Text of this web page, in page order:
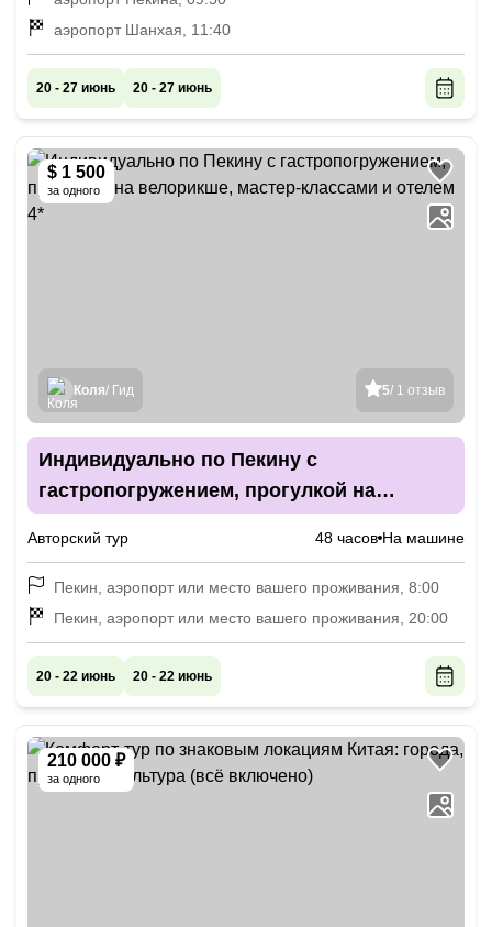
аэропорт Шанхая, 11:40
20 - 27 июнь 20 - 27 июнь
$ 1 500
за одного
5/ 1 отзыв
Коля/ Гид
Индивидуально по Пекину с
гастропогружением, прогулкой на
Авторский тур 48 часов На машине
Пекин, аэропорт или место вашего проживания, 8:00
Пекин, аэропорт или место вашего проживания, 20:00
20 - 22 июнь 20 - 22 июнь
210 000 ₽
за одного